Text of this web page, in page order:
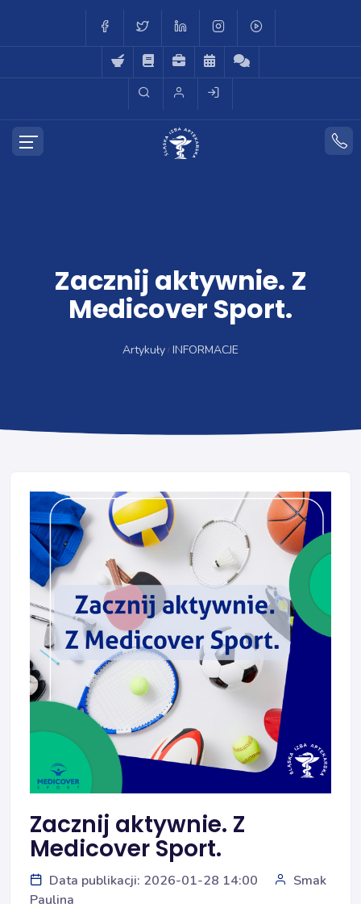
Zacznij aktywnie. Z
Medicover Sport.
Artykuły INFORMACJE
Zacznij aktywnie. Z
Medicover Sport.
Data publikacji: 2026-01-28 14:00
Smak
Paulina